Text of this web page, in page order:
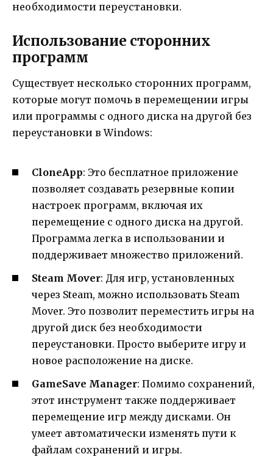
необходимости переустановки.
Использование сторонних
программ
Существует несколько сторонних программ,
которые могут помочь в перемещении игры
или программы с одного диска на другой без
переустановки в Windows:
CloneApp: Это бесплатное приложение
позволяет создавать резервные копии
настроек программ, включая их
перемещение с одного диска на другой.
Программа легка в использовании и
поддерживает множество приложений.
Steam Mover: Для игр, установленных
через Steam, можно использовать Steam
Mover. Это позволит переместить игры на
другой диск без необходимости
переустановки. Просто выберите игру и
новое расположение на диске.
GameSave Manager: Помимо сохранений,
этот инструмент также поддерживает
перемещение игр между дисками. Он
умеет автоматически изменять пути к
файлам сохранений и игры.